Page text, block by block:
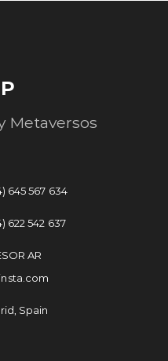
Metaversos
645 567 634
622 542 637
AR
Spain